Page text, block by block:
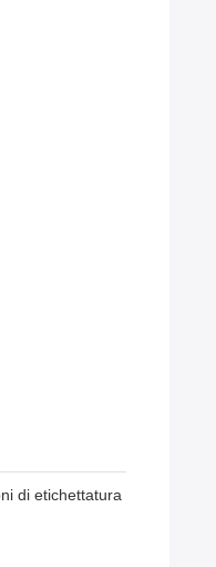
di etichettatura